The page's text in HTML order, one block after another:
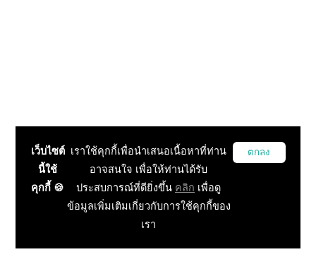
เว็บไซต์
นี้ใช้
คุกกี้ 🍪
เราใช้คุกกี้เพื่อนำเสนอเนื้อหาที่ท่าน
อาจสนใจ เพื่อให้ท่านได้รับ
ประสบการณ์ที่ดียิ่งขึ้น คลิก เพื่อดู
ข้อมูลเพิ่มเติมเกี่ยวกับการใช้คุกกี้ของ
เรา
ตกลง